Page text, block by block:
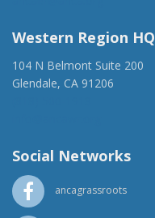
Western Region HQ
104 N Belmont Suite 200
Glendale, CA 91206
Social Networks
ancagrassroots